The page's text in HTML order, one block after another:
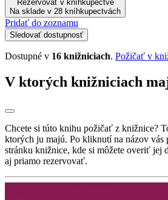
Rezervovať v kníhkupectve
Na sklade v 28 kníhkupectvách
Pridať do zoznamu
Sledovať dostupnosť
Dostupné v 16 knižniciach. Požičať v
V ktorých knižniciach
Chcete si túto knihu požičať z knižnice?
ktorých ju majú. Po kliknutí na názov vás
stránku knižnice, kde si môžete overiť jej
aj priamo rezervovať.